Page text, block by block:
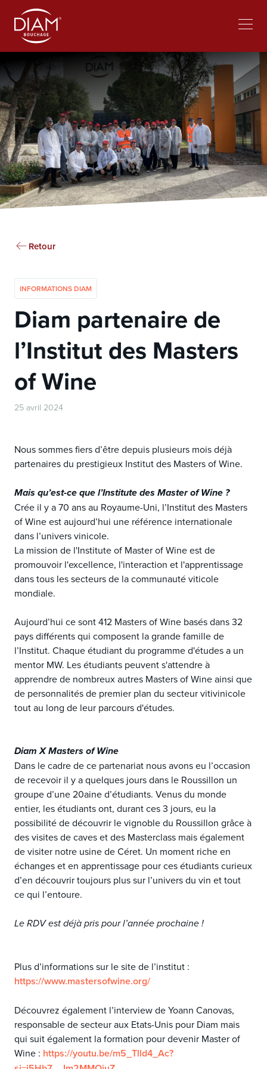
language
Retour
INFORMATIONS DIAM
Diam partenaire de
l’Institut des Masters
of Wine
25 avril 2024
Nous sommes fiers d’être depuis plusieurs mois déjà
partenaires du prestigieux Institut des Masters of Wine.
Mais qu’est-ce que l’Institute des Master of Wine ?
Crée il y a 70 ans au Royaume-Uni, l’Institut des Masters
of Wine est aujourd’hui une référence internationale
dans l’univers vinicole.
La mission de l'Institute of Master of Wine est de
promouvoir l'excellence, l'interaction et l'apprentissage
dans tous les secteurs de la communauté viticole
mondiale.
Aujourd’hui ce sont 412 Masters of Wine basés dans 32
pays différents qui composent la grande famille de
l’Institut. Chaque étudiant du programme d'études a un
mentor MW. Les étudiants peuvent s'attendre à
apprendre de nombreux autres Masters of Wine ainsi que
de personnalités de premier plan du secteur vitivinicole
tout au long de leur parcours d'études.
Diam X Masters of Wine
Dans le cadre de ce partenariat nous avons eu l’occasion
de recevoir il y a quelques jours dans le Roussillon un
groupe d’une 20aine d’étudiants. Venus du monde
entier, les étudiants ont, durant ces 3 jours, eu la
possibilité de découvrir le vignoble du Roussillon grâce à
des visites de caves et des Masterclass mais également
de visiter notre usine de Céret. Un moment riche en
échanges et en apprentissage pour ces étudiants curieux
d’en découvrir toujours plus sur l’univers du vin et tout
ce qui l’entoure.
Le RDV est déjà pris pour l’année prochaine !
Plus d’informations sur le site de l’institut :
https://www.mastersofwine.org/
Découvrez également l’interview de Yoann Canovas,
responsable de secteur aux Etats-Unis pour Diam mais
qui suit également la formation pour devenir Master of
Wine : https://youtu.be/m5_Tlld4_Ac?